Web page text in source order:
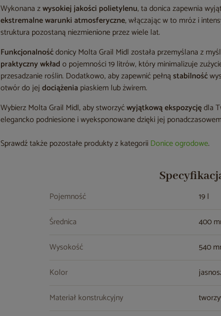
Wykonana zwysokiej jakości polietylenu, ta donica zapewnia
ekstremalne warunki atmosferyczne, włączając w to mróz i
struktura pozostaną niezmienione przez wiele lat.
Funkcjonalnośćdonicy Molta Grail Midl została przemyślana z
praktyczny wkłado pojemności 19 litrów, który minimalizuje
przesadzanie roślin. Dodatkowo, aby zapewnić pełnąstabilność
otwór do jejdociążenia piaskiem lub żwirem.
Wybierz Molta Grail Midl, aby stworzyćwyjątkową ekspozycjędla
elegancko podniesione i wyeksponowane dzięki jej
Sprawdź także pozostałe produkty z kategoriiDonice ogrodowe.
Pojemność
19 l
Średnica
400
Wysokość
540
Kolor
Materiał konstrukcyjny